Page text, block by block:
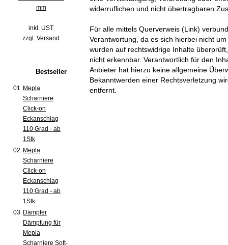
mm
inkl. UST
zzgl. Versand
Bestseller
01. Mepla
Scharniere
Click-on
Eckanschlag
110 Grad - ab
1Stk
02. Mepla
Scharniere
Click-on
Eckanschlag
110 Grad - ab
1Stk
03. Dämpfer
Dämpfung für
Mepla
Scharniere Soft-
widerruflichen und nicht übertragbaren
Für alle mittels Querverweis (Link)
Verantwortung, da es sich hierbei nicht
wurden auf rechtswidrige Inhalte
nicht erkennbar. Verantwortlich für den
Anbieter hat hierzu keine allgemeine
Bekanntwerden einer Rechtsverletzung
entfernt.